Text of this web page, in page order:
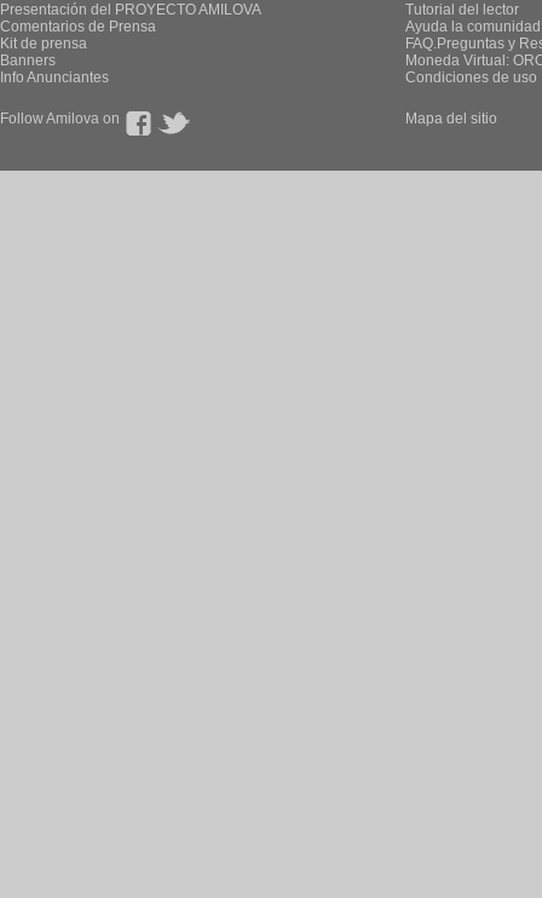
Presentación del PROYECTO AMILOVA
Comentarios de Prensa
Kit de prensa
Banners
Info Anunciantes
Tutorial del lector
Ayuda la
FAQ.Preguntas y
Moneda Virtual:
Condiciones de uso
Follow Amilova on Mapa del sitio